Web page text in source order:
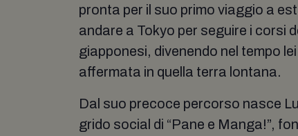
pronta per il suo primo viaggio a
andare a Tokyo per seguire i corsi
giapponesi, divenendo nel tempo
affermata in quella terra lontana.
Dal suo precoce percorso nasce
grido social di “Pane e Manga!”,